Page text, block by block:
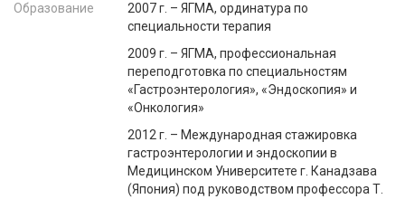
Образование
2007 г. – ЯГМА, ординатура по
специальности терапия
2009 г. – ЯГМА, профессиональная
переподготовка по специальностям
«Гастроэнтерология», «Эндоскопия» и
«Онкология»
2012 г. – Международная стажировка
гастроэнтерологии и эндоскопии в
Медицинском Университете г. Канадзава
(Япония) под руководством профессора Т.